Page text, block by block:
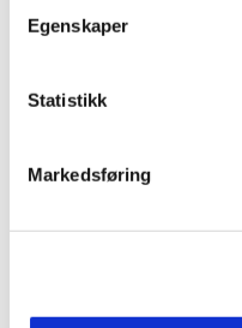
Egenskaper
Statistikk
Markedsføring
tøffe dueller. Både
Skoglund
dommerens bok.
Innbytterne Ulrik
kom inn etter 75